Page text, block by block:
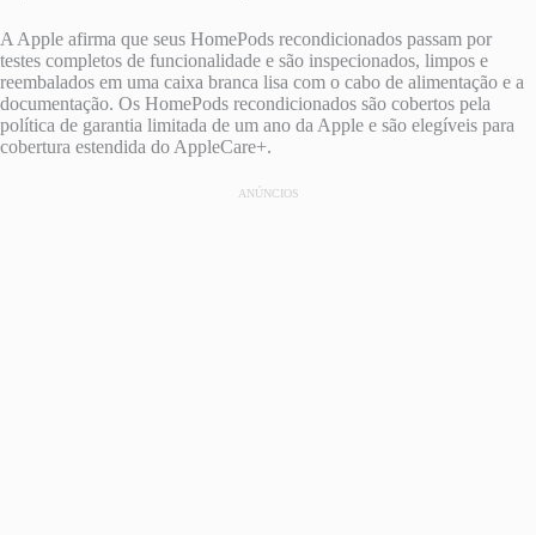
A Apple afirma que seus HomePods recondicionados passam por
testes completos de funcionalidade e são inspecionados, limpos e
reembalados em uma caixa branca lisa com o cabo de alimentação e a
documentação. Os HomePods recondicionados são cobertos pela
política de garantia limitada de um ano da Apple e são elegíveis para
cobertura estendida do AppleCare+.
ANÚNCIOS